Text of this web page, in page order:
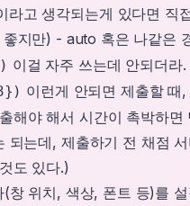
라고 생각되는게 있다면 직
지만) - auto 혹은 나같은
이걸 자주 쓰는데 안되더라.
이런게 안되면 제출할 때
해야 해서 시간이 촉박하면
되는데, 제출하기 전 채점
도 있다.)
(창 위치, 색상, 폰트 등)를